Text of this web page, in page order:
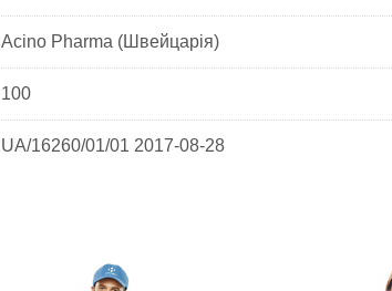
Acino Pharma (Швейцарія)
100
UA/16260/01/01 2017-08-28